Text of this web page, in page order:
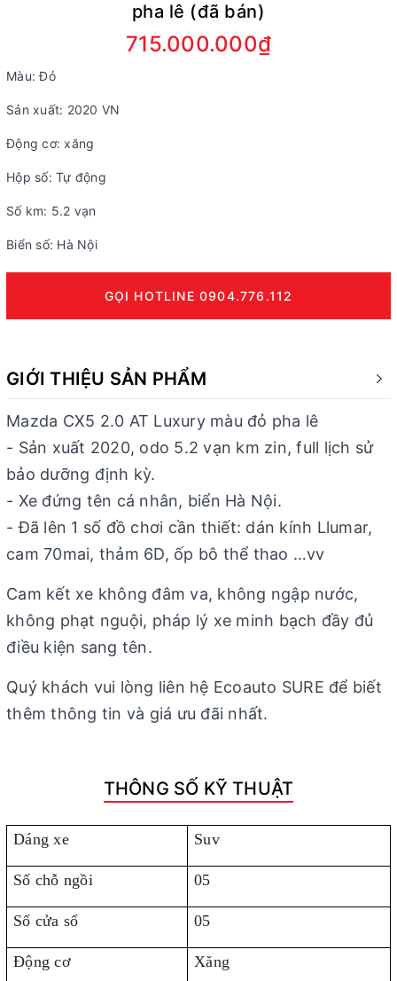
pha lê (đã bán)
715.000.000₫
Màu: Đỏ
Sản xuất: 2020 VN
Động cơ: xăng
Hộp số: Tự động
Số km: 5.2 vạn
Biển số: Hà Nội
GỌI HOTLINE 0904.776.112
GIỚI THIỆU SẢN PHẨM
Mazda CX5 2.0 AT Luxury màu đỏ pha lê
- Sản xuất 2020, odo 5.2 vạn km zin, full lịch sử
bảo dưỡng định kỳ.
- Xe đứng tên cá nhân, biển Hà Nội.
- Đã lên 1 số đồ chơi cần thiết: dán kính Llumar,
cam 70mai, thảm 6D, ốp bô thể thao …vv
Cam kết xe không đâm va, không ngập nước,
không phạt nguội, pháp lý xe minh bạch đầy đủ
điều kiện sang tên.
Quý khách vui lòng liên hệ Ecoauto SURE để biết
thêm thông tin và giá ưu đãi nhất.
THÔNG SỐ KỸ THUẬT
Dáng xe Suv
Số chỗ ngồi 05
Số cửa sổ 05
Động cơ Xăng